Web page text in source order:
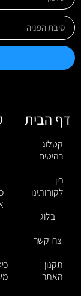
דף הבית
קטלוג
רהיטים
בין
לקוחותינו
בלוג
צרו קשר
תקנון
האתר